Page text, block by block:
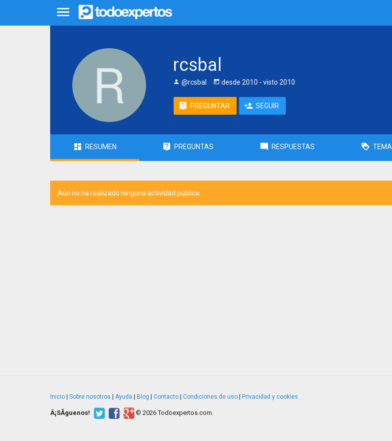
rcsbal
@rcsbal desde 2010 - visto 2010
PREGUNTAR SEGUIR
RESUMEN PREGUNTAS RESPUESTAS
Aún no ha realizado ninguna actividad pública.
Inicio Sobre nosotros Ayuda Blog Contacto Condiciones de uso Privacidad y cookies
Â¡SÃ­guenos! © 2026 Todoexpertos.com.